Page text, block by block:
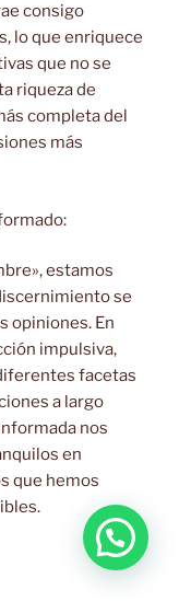
consigo
lo que enriquece
que no se
riqueza de
completa del
más
estamos
se
opiniones. En
impulsiva,
facetas
a largo
nos
en
que hemos